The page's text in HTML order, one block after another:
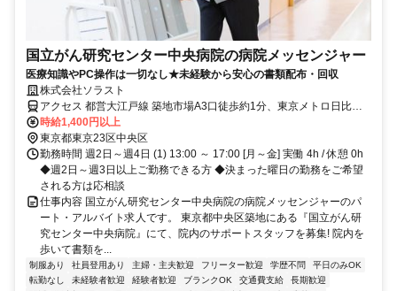
国立がん研究センター中央病院の病院メッセンジャー
医療知識やPC操作は一切なし★未経験から安心の書類配布・回収
株式会社ソラスト
アクセス 都営大江戸線 築地市場A3口徒歩約1分、東京メトロ日比谷
線 東銀座6番口徒歩約7分、東京メトロ日比谷線 築地2番口徒歩約9分
「築地市場駅」徒歩1分、「新富町 / 築地駅」徒歩10分、「東銀座
駅」徒歩6分
時給1,400円以上
東京都東京23区中央区
勤務時間 週2日～週4日 (1) 13:00 ～ 17:00 [月～金] 実働 4h / 休憩 0h
◆週2日～週3日以上ご勤務できる方 ◆決まった曜日の勤務をご希望
される方は応相談
仕事内容 国立がん研究センター中央病院の病院メッセンジャーのパ
ート・アルバイト求人です。 東京都中央区築地にある『国立がん研
究センター中央病院』にて、院内のサポートスタッフを募集! 院内を
歩いて書類を...
制服あり 社員登用あり 主婦・主夫歓迎 フリーター歓迎 学歴不問
平日のみOK
転勤なし
未経験者歓迎 経験者歓迎 ブランクOK 交通費支給
長期歓迎